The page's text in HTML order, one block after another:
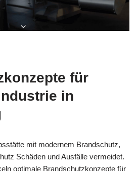
für
in
mit modernem Brandschutz,
Schäden und Ausfälle vermeidet.
optimale Brandschutzkonzepte für